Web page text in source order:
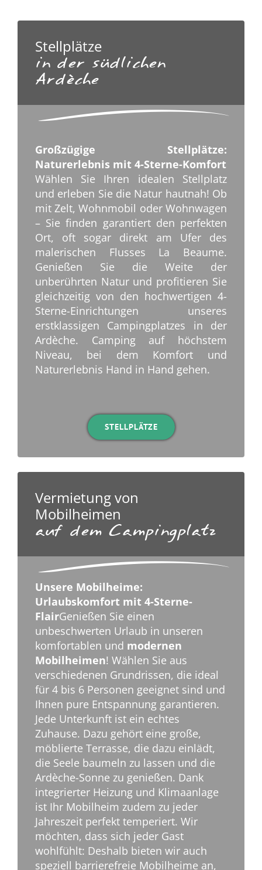
Stellplätze
in der südlichen
Ardèche
Großzügige Stellplätze:
Naturerlebnis mit 4-Sterne-Komfort
Wählen Sie Ihren idealen Stellplatz
und erleben Sie die Natur hautnah! Ob
mit Zelt, Wohnmobil oder Wohnwagen
– Sie finden garantiert den perfekten
Ort, oft sogar direkt am Ufer des
malerischen Flusses La Beaume.
Genießen Sie die Weite der
unberührten Natur und profitieren Sie
gleichzeitig von den hochwertigen 4-
Sterne-Einrichtungen unseres
erstklassigen Campingplatzes in der
Ardèche. Camping auf höchstem
Niveau, bei dem Komfort und
Naturerlebnis Hand in Hand gehen.
STELLPLÄTZE
Vermietung von
Mobilheimen
auf dem Campingplatz
Unsere Mobilheime:
Urlaubskomfort mit 4-Sterne-
FlairGenießen Sie einen
unbeschwerten Urlaub in unseren
komfortablen und modernen
Mobilheimen! Wählen Sie aus
verschiedenen Grundrissen, die ideal
für 4 bis 6 Personen geeignet sind und
Ihnen pure Entspannung garantieren.
Jede Unterkunft ist ein echtes
Zuhause. Dazu gehört eine große,
möblierte Terrasse, die dazu einlädt,
die Seele baumeln zu lassen und die
Ardèche-Sonne zu genießen. Dank
integrierter Heizung und Klimaanlage
ist Ihr Mobilheim zudem zu jeder
Jahreszeit perfekt temperiert. Wir
möchten, dass sich jeder Gast
wohlfühlt: Deshalb bieten wir auch
speziell barrierefreie Mobilheime an,